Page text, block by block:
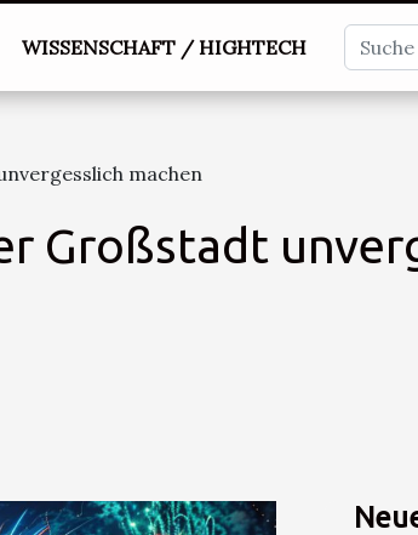
WISSENSCHAFT / HIGHTECH
machen
Großstadt